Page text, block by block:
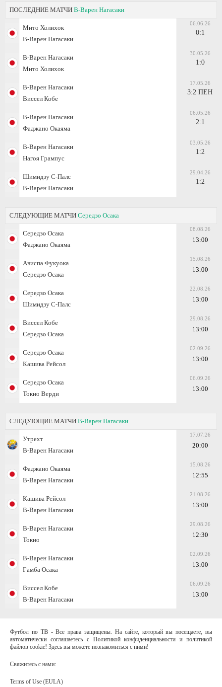
ПОСЛЕДНИЕ МАТЧИ В-Варен Нагасаки
Мито Холихок
В-Варен Нагасаки
06.06.26
0:1
В-Варен Нагасаки
Мито Холихок
30.05.26
1:0
В-Варен Нагасаки
Виссел Кобе
17.05.26
3:2 ПЕН
В-Варен Нагасаки
Фаджано Окаяма
06.05.26
2:1
В-Варен Нагасаки
Нагоя Грампус
03.05.26
1:2
Шимидзу С-Палс
В-Варен Нагасаки
29.04.26
1:2
СЛЕДУЮЩИЕ МАТЧИ Середзо Осака
Середзо Осака
Фаджано Окаяма
08.08.26
13:00
Ависпа Фукуока
Середзо Осака
15.08.26
13:00
Середзо Осака
Шимидзу С-Палс
22.08.26
13:00
Виссел Кобе
Середзо Осака
29.08.26
13:00
Середзо Осака
Кашива Рейсол
02.09.26
13:00
Середзо Осака
Токио Верди
06.09.26
13:00
СЛЕДУЮЩИЕ МАТЧИ В-Варен Нагасаки
Утрехт
В-Варен Нагасаки
17.07.26
20:00
Фаджано Окаяма
В-Варен Нагасаки
15.08.26
12:55
Кашива Рейсол
В-Варен Нагасаки
21.08.26
13:00
В-Варен Нагасаки
Токио
29.08.26
12:30
В-Варен Нагасаки
Гамба Осака
02.09.26
13:00
Виссел Кобе
В-Варен Нагасаки
06.09.26
13:00
Футбол по ТВ - Все права защищены. На сайте, который вы посещаете, вы
автоматически соглашаетесь с Политикой конфиденциальности и политикой
файлов cookie! Здесь вы можете познакомиться с ними!
Свяжитесь с нами:
Terms of Use (EULA)